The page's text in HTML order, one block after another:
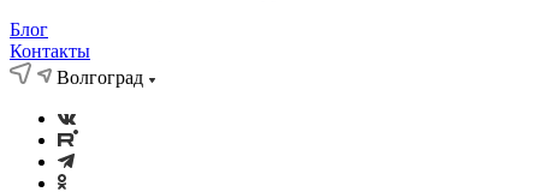
Блог
Контакты
Волгоград